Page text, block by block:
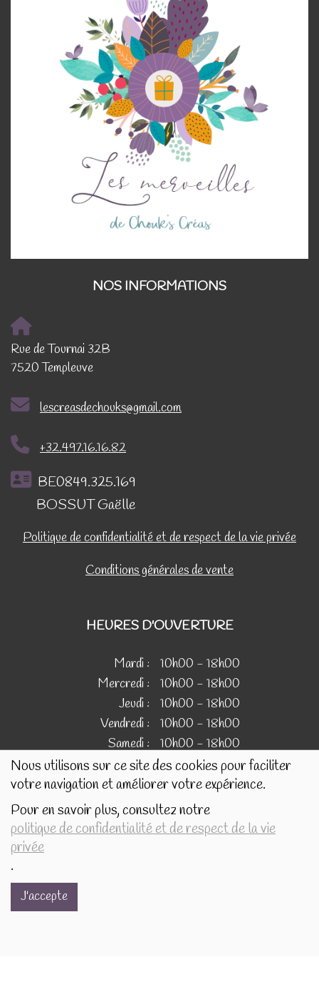
Nous utilisons sur ce site des cookies pour faciliter
votre navigation et améliorer votre expérience.
Pour en savoir plus, consultez notre
politique de confidentialité et de respect de la vie
privée
.
J'accepte
NOS INFORMATIONS
Rue de Tournai 32B
7520 Templeuve
lescreasdechouks@gmail.com
+32.497.16.16.82
BE0849.325.169
BOSSUT Gaëlle
Politique de confidentialité et de respect de la vie privée
Conditions générales de vente
HEURES D'OUVERTURE
Mardi :
10h00 - 18h00
Mercredi :
10h00 - 18h00
Jeudi :
10h00 - 18h00
Vendredi :
10h00 - 18h00
Samedi :
10h00 - 18h00
IMAGES
Les images présentées pour illustrer les produits en vente
sur ce site ne sont pas contractuelles.